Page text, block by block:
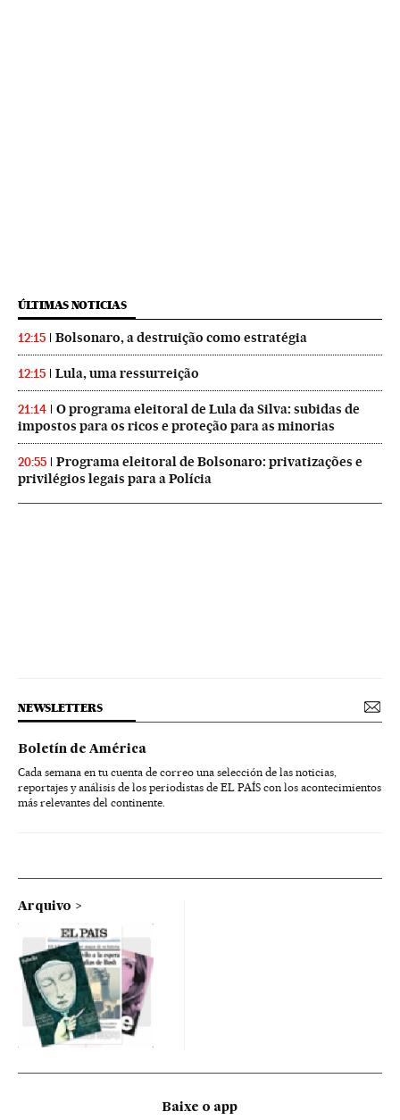
ÚLTIMAS NOTICIAS
12:15 Bolsonaro, a destruição como estratégia
12:15 Lula, uma ressurreição
21:14
O programa eleitoral de Lula da Silva: subidas de
impostos para os ricos e proteção para as minorias
20:55
Programa eleitoral de Bolsonaro: privatizações e
privilégios legais para a Polícia
NEWSLETTERS
Boletín de América
Cada semana en tu cuenta de correo una selección de las noticias,
reportajes y análisis de los periodistas de EL PAÍS con los acontecimientos
más relevantes del continente.
Arquivo
Baixe o app